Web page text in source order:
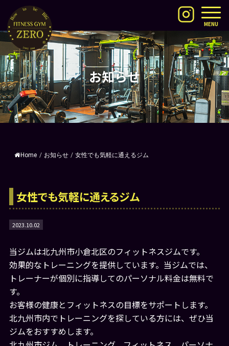
MENU
お知らせ
Home / お知らせ / 女性でも気軽に通えるジム
女性でも気軽に通えるジム
2023.10.02
当ジムは北九州市小倉北区のフィットネスジムです。
効果的なトレーニングを提供しています。当ジムでは、
トレーナーが個別に指導してのパーソナル料金は無料で
す。
お客様の健康とフィットネスの目標をサポートします。
北九州市内でトレーニングを探している方には、ぜひ当
ジムをおすすめします。